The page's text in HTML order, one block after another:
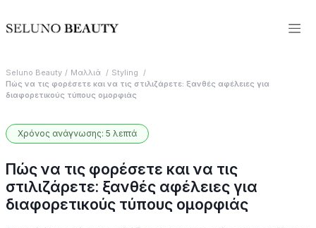
Seluno Beauty Μαλλιά
Styling
Πώς να τις φορέσετε και να τις στιλιζάρετε: ξανθές αφέλειες για
διαφορετικούς τύπους ομορφιάς
Χρόνος ανάγνωσης: 5 λεπτά
Πώς να τις φορέσετε και να τις
στιλιζάρετε: ξανθές αφέλειες για
διαφορετικούς τύπους ομορφιάς